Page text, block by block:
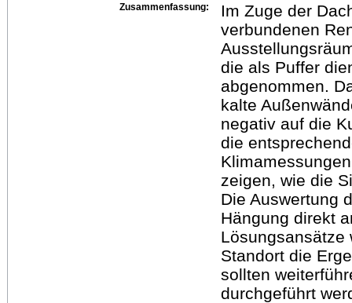
Zusammenfassung:
Im Zuge der
verbundenen
die als Puffer
abgenommen.
kalte
negativ auf die
die
zeigen, wie die
Die Auswertung
Hängung direkt
Lösungsansätze
Standort die
sollten
durchgeführt